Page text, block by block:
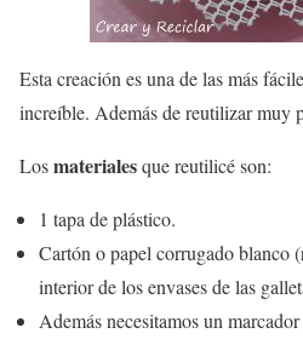
Esta creación es una de las más
increíble. Además de reutilizar muy
Losmaterialesque reutilicé son:
1 tapa de plástico.
Cartón o papel corrugado blanco
interior de los envases de las
Además necesitamos un